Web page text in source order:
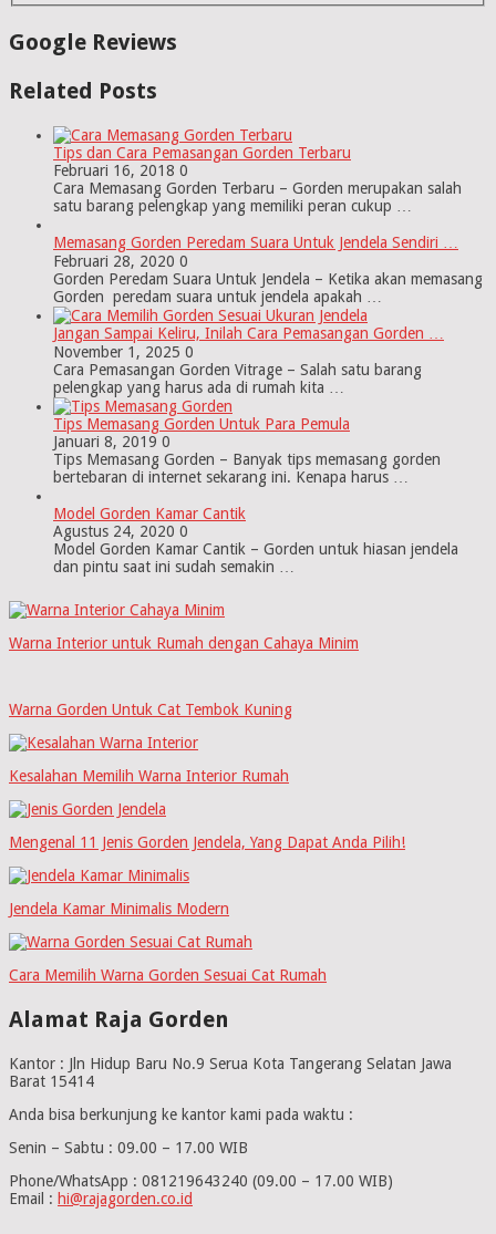
Google Reviews
Related Posts
Tips dan Cara Pemasangan Gorden Terbaru
Februari 16, 2018 0
Cara Memasang Gorden Terbaru – Gorden merupakan salah
satu barang pelengkap yang memiliki peran cukup …
Memasang Gorden Peredam Suara Untuk Jendela Sendiri …
Februari 28, 2020 0
Gorden Peredam Suara Untuk Jendela – Ketika akan memasang
Gorden peredam suara untuk jendela apakah …
Jangan Sampai Keliru, Inilah Cara Pemasangan Gorden …
November 1, 2025 0
Cara Pemasangan Gorden Vitrage – Salah satu barang
pelengkap yang harus ada di rumah kita …
Tips Memasang Gorden Untuk Para Pemula
Januari 8, 2019 0
Tips Memasang Gorden – Banyak tips memasang gorden
bertebaran di internet sekarang ini. Kenapa harus …
Model Gorden Kamar Cantik
Agustus 24, 2020 0
Model Gorden Kamar Cantik – Gorden untuk hiasan jendela
dan pintu saat ini sudah semakin …
Warna Interior untuk Rumah dengan Cahaya Minim
Warna Gorden Untuk Cat Tembok Kuning
Kesalahan Memilih Warna Interior Rumah
Mengenal 11 Jenis Gorden Jendela, Yang Dapat Anda Pilih!
Jendela Kamar Minimalis Modern
Cara Memilih Warna Gorden Sesuai Cat Rumah
Alamat Raja Gorden
Kantor : Jln Hidup Baru No.9 Serua Kota Tangerang Selatan Jawa
Barat 15414
Anda bisa berkunjung ke kantor kami pada waktu :
Senin – Sabtu : 09.00 – 17.00 WIB
Phone/WhatsApp : 081219643240 (09.00 – 17.00 WIB)
Email : hi@rajagorden.co.id